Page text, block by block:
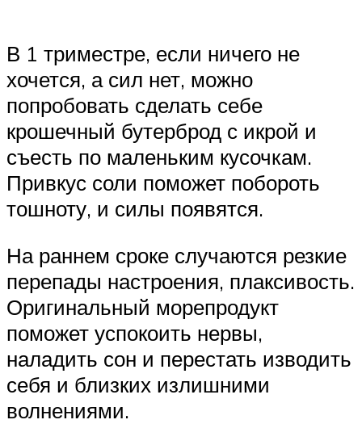
В 1 триместре, если ничего не
хочется, а сил нет, можно
попробовать сделать себе
крошечный бутерброд с икрой и
съесть по маленьким кусочкам.
Привкус соли поможет побороть
тошноту, и силы появятся.
На раннем сроке случаются резкие
перепады настроения, плаксивость.
Оригинальный морепродукт
поможет успокоить нервы,
наладить сон и перестать изводить
себя и близких излишними
волнениями.